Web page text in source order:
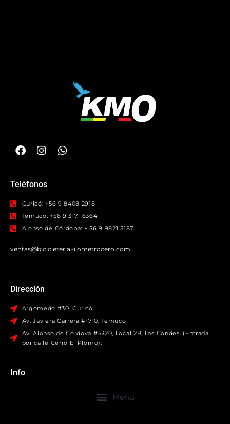
Teléfonos
Curicó: +56 9 8408 2918
Temuco: +56 9 3171 6364
Alonso de Córdoba: + 56 9 9821 5187
ventas@bicicleteriakilometrocero.com
Dirección
Argomedo #30, Curicó
Av. Javiera Carrera #1710, Temuco
Av. Alonso de Córdova #5320, Local 2B, Las Condes. (Entrada
por calle Cerro El Plomo).
Info